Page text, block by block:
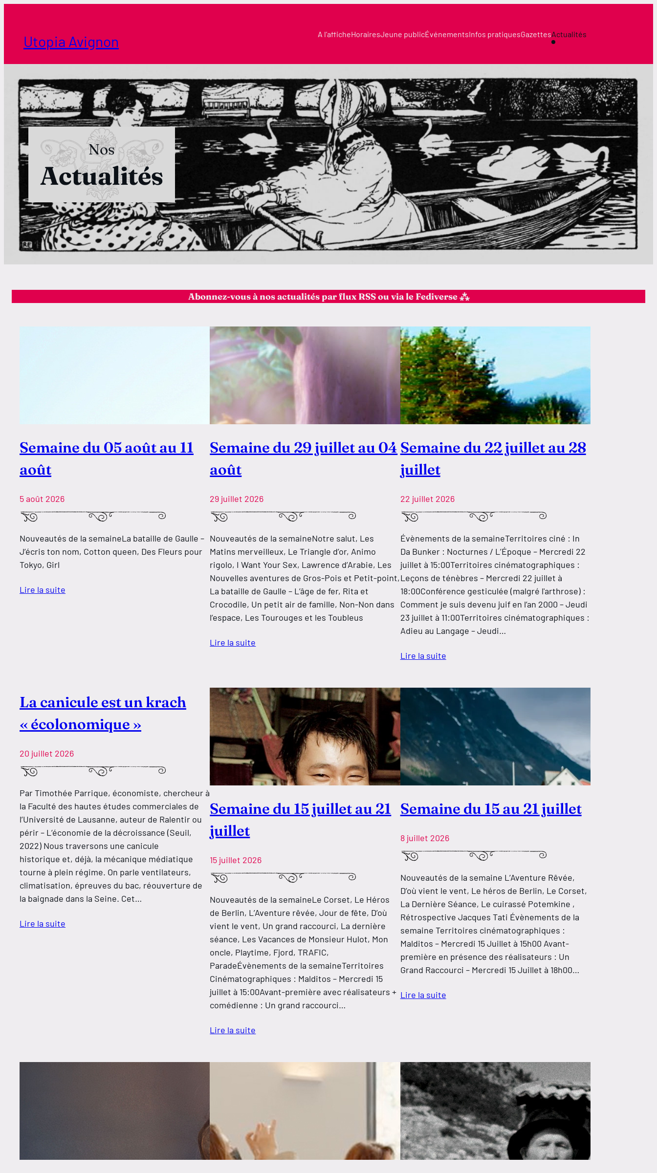
contenuUtopia Avignon A l’afficheHorairesJeune publicÉvénementsInfos pratiquesGazettesActualités
Nos
Actualités
Abonnez-vous à nos actualités par flux RSS ou via le Fediverse ⁂
Semaine du 05 août au 11
août
5 août 2026
Nouveautés de la semaineLa bataille de Gaulle –
J’écris ton nom, Cotton queen, Des Fleurs pour
Tokyo, Girl
Lire la suite
Semaine du 29 juillet au 04
août
29 juillet 2026
Nouveautés de la semaineNotre salut, Les
Matins merveilleux, Le Triangle d’or, Animo
rigolo, I Want Your Sex, Lawrence d’Arabie, Les
Nouvelles aventures de Gros-Pois et Petit-point,
La bataille de Gaulle – L’âge de fer, Rita et
Crocodile, Un petit air de famille, Non-Non dans
l’espace, Les Tourouges et les Toubleus
Lire la suite
Semaine du 22 juillet au 28
juillet
22 juillet 2026
Évènements de la semaineTerritoires ciné : In
Da Bunker : Nocturnes / L’Époque – Mercredi 22
juillet à 15:00Territoires cinématographiques :
Leçons de ténèbres – Mercredi 22 juillet à
18:00Conférence gesticulée (malgré l'arthrose) :
Comment je suis devenu juif en l’an 2000 – Jeudi
23 juillet à 11:00Territoires cinématographiques :
Adieu au Langage – Jeudi…
Lire la suite
La canicule est un krach
« écolonomique »
20 juillet 2026
Par Timothée Parrique, économiste, chercheur à
la Faculté des hautes études commerciales de
l’Université de Lausanne, auteur de Ralentir ou
périr – L’économie de la décroissance (Seuil,
2022) Nous traversons une canicule
historique et, déjà, la mécanique médiatique
tourne à plein régime. On parle ventilateurs,
climatisation, épreuves du bac, réouverture de
la baignade dans la Seine. Cet…
Lire la suite
Semaine du 15 juillet au 21
juillet
15 juillet 2026
Nouveautés de la semaineLe Corset, Le Héros
de Berlin, L’Aventure rêvée, Jour de fête​​​​​​​, D’où
vient le vent, Un grand raccourci, La dernière
séance, Les Vacances de Monsieur Hulot, Mon
oncle, Playtime, Fjord, TRAFIC,
ParadeÉvènements de la semaineTerritoires
Cinématographiques : Malditos – Mercredi 15
juillet à 15:00Avant-première avec réalisateurs +
comédienne : Un grand raccourci…
Lire la suite
Semaine du 15 au 21 juillet
8 juillet 2026
Nouveautés de la semaine L’Aventure Rêvée,
D’où vient le vent, Le héros de Berlin, Le Corset,
La Dernière Séance, Le cuirassé Potemkine ,
Rétrospective Jacques Tati Évènements de la
semaine Territoires cinématographiques :
Malditos – Mercredi 15 Juillet à 15h00 Avant-
première en présence des réalisateurs : Un
Grand Raccourci – Mercredi 15 Juillet à 18h00…
Lire la suite